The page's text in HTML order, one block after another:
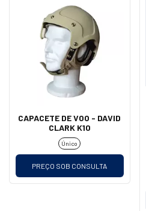
CAPACETE DE VOO - DAVID
CLARK K10
Único
PREÇO SOB CONSULTA